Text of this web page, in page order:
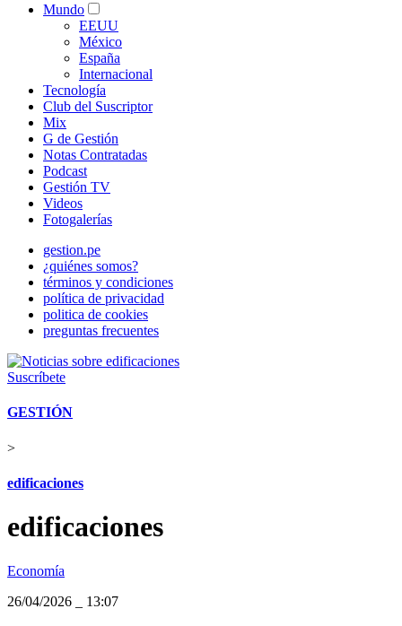
Mundo
EEUU
México
España
Internacional
Tecnología
Club del Suscriptor
Mix
G de Gestión
Notas Contratadas
Podcast
Gestión TV
Videos
Fotogalerías
gestion.pe
¿quiénes somos?
términos y condiciones
política de privacidad
politica de cookies
preguntas frecuentes
Suscríbete
GESTIÓN
>
edificaciones
edificaciones
Economía
26/04/2026
13:07